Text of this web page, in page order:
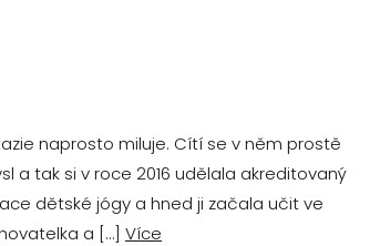
naprosto miluje. Cítí se v něm prostě
a tak si v roce 2016 udělala akreditovaný
dětské jógy a hned ji začala učit ve
a […] Více